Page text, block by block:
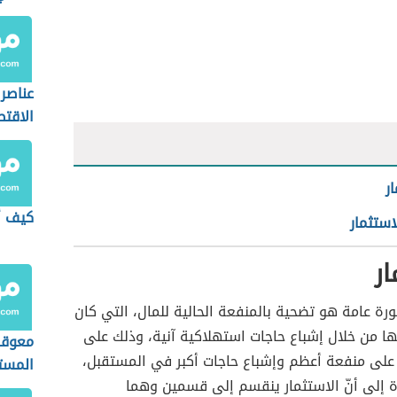
عامة هو تضحية بالمنفعة الحالية للمال، التي كان
من خلال إشباع حاجات استهلاكية آنية، وذلك على
منفعة أعظم وإشباع حاجات أكبر في المستقبل،
إلى أنّ الاستثمار ينقسم إلى قسمين وهما
كيف